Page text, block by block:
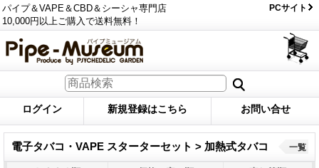
パイプ＆VAPE＆CBD＆シーシャ専門店
10,000円以上ご購入で送料無料！
PCサイト
ログイン 新規登録はこちら お問い合せ
電子タバコ・VAPE スターターセット > 加熱式タバコ 一覧